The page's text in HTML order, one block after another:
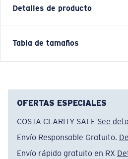
Detalles de producto
Short Sleeve Performance Polo
• Corte masculino
• UPF 50, absorbe la
• Bolsillo delantero de parche
• Lazo en el bolsillo para sujetar
• Tejido entrelazado catiónico:
Tabla de tamaños
OFERTAS ESPECIALES
COSTA CLARITY SALE See
Envío Responsable Gratuito.
Envío rápido gratuito en RX